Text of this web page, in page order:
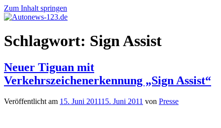
Zum Inhalt springen
Autonews-
123.de
Autonews
mit
Schlagwort: Sign Assist
Neuer Tiguan mit
Verkehrszeichenerkennung „Sign Assist“
Veröffentlicht am 15. Juni 201115. Juni 2011 von Presse